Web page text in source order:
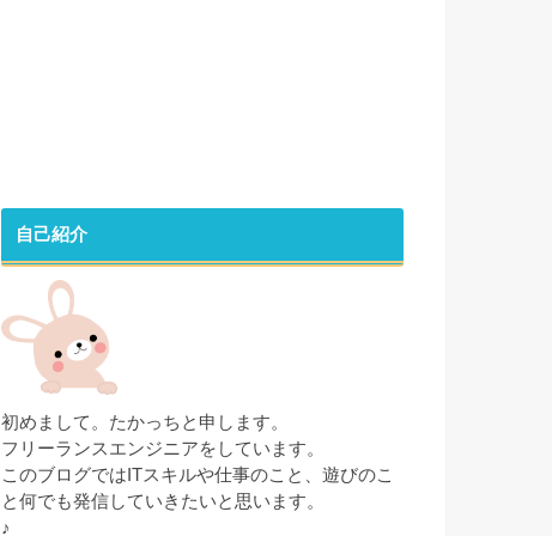
自己紹介
初めまして。たかっちと申します。
フリーランスエンジニアをしています。
このブログではITスキルや仕事のこと、遊びのこ
と何でも発信していきたいと思います。
♪